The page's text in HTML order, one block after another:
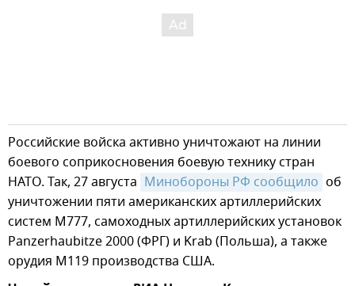
Российские войска активно уничтожают на линии
боевого соприкосновения боевую технику стран
НАТО. Так, 27 августа Минобороны РФ сообщило об
уничтожении пяти американских артиллерийских
систем М777, самоходных артиллерийских установок
Panzerhaubitze 2000 (ФРГ) и Krab (Польша), а также
орудия М119 производства США.